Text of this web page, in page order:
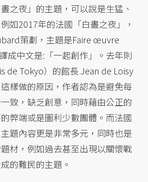
之夜」的主題，可以說是生猛、
如2017年的法國「白晝之夜」，
策劃，主題是Faire œuvre
成中文是:「一起創作」。去年則
de Tokyo）的館長 Jean de Loisy
樣做的原因，作者認為是避免每
致，缺乏創意，同時藉由公正的
弊端或是圖利少數團體。而法國
題內容更是非常多元，同時也是
材，例如過去甚至出現以關懷戰
的難民的主題。